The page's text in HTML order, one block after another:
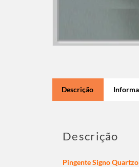
Descrição
Descrição
Pingente Signo